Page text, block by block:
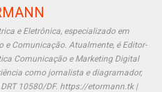
e Eletrônica, especializado em
e Comunicação. Atualmente, é Editor-
Comunicação e Marketing Digital
como jornalista e diagramador,
10580/DF. https://etormann.tk |